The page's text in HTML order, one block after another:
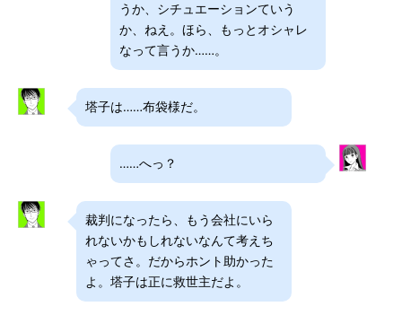
うか、シチュエーションていう
か、ねえ。ほら、もっとオシャレ
なって言うか……。
塔子は……布袋様だ。
……へっ？
裁判になったら、もう会社にいら
れないかもしれないなんて考えち
ゃってさ。だからホント助かった
よ。塔子は正に救世主だよ。